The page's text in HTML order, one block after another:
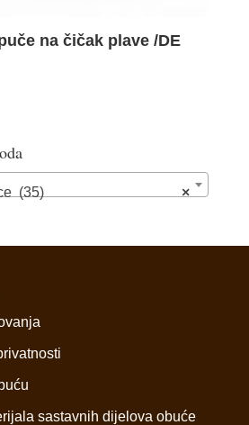
na čičak plave /DE
×
(35)
sastavnih dijelova obuće